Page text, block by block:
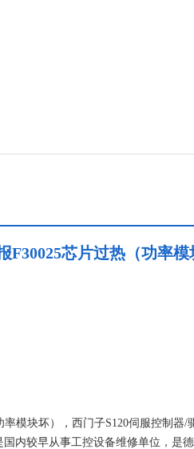
F30025芯片过热（功率模
率模块坏），西门子S120伺服控制
内较早从事工控设备维修单位，是